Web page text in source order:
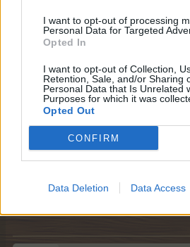
I want to opt-out of processing
Personal Data for Targeted
Opted In
I want to opt-out of Collection,
Retention, Sale, and/or Sharing
Personal Data that Is Unrelated
Purposes for which it was
Opted Out
CONFIRM
Data Deletion Data Access